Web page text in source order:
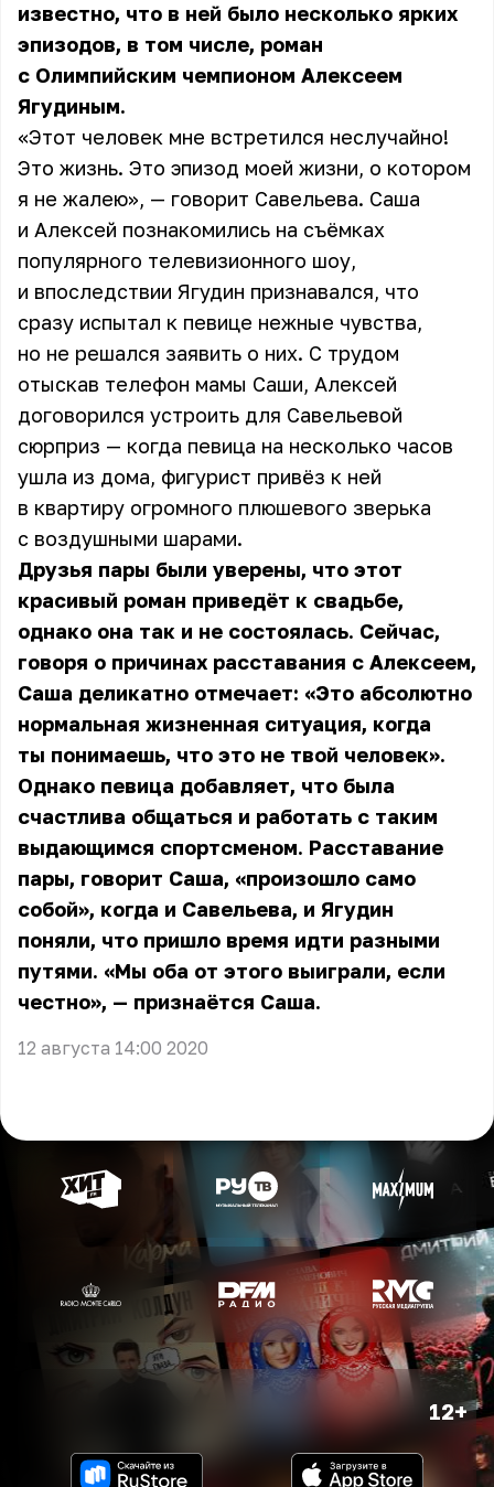
известно, что в ней было несколько ярких
эпизодов, в том числе, роман
с Олимпийским чемпионом Алексеем
Ягудиным.
«Этот человек мне встретился неслучайно!
Это жизнь. Это эпизод моей жизни, о котором
я не жалею», — говорит Савельева. Саша
и Алексей познакомились на съёмках
популярного телевизионного шоу,
и впоследствии Ягудин признавался, что
сразу испытал к певице нежные чувства,
но не решался заявить о них. С трудом
отыскав телефон мамы Саши, Алексей
договорился устроить для Савельевой
сюрприз — когда певица на несколько часов
ушла из дома, фигурист привёз к ней
в квартиру огромного плюшевого зверька
с воздушными шарами.
Друзья пары были уверены, что этот
красивый роман приведёт к свадьбе,
однако она так и не состоялась. Сейчас,
говоря о причинах расставания с Алексеем,
Саша деликатно отмечает: «Это абсолютно
нормальная жизненная ситуация, когда
ты понимаешь, что это не твой человек».
Однако певица добавляет, что была
счастлива общаться и работать с таким
выдающимся спортсменом. Расставание
пары, говорит Саша, «произошло само
собой», когда и Савельева, и Ягудин
поняли, что пришло время идти разными
путями. «Мы оба от этого выиграли, если
честно», — признаётся Саша.
12 августа 14:00 2020
12+